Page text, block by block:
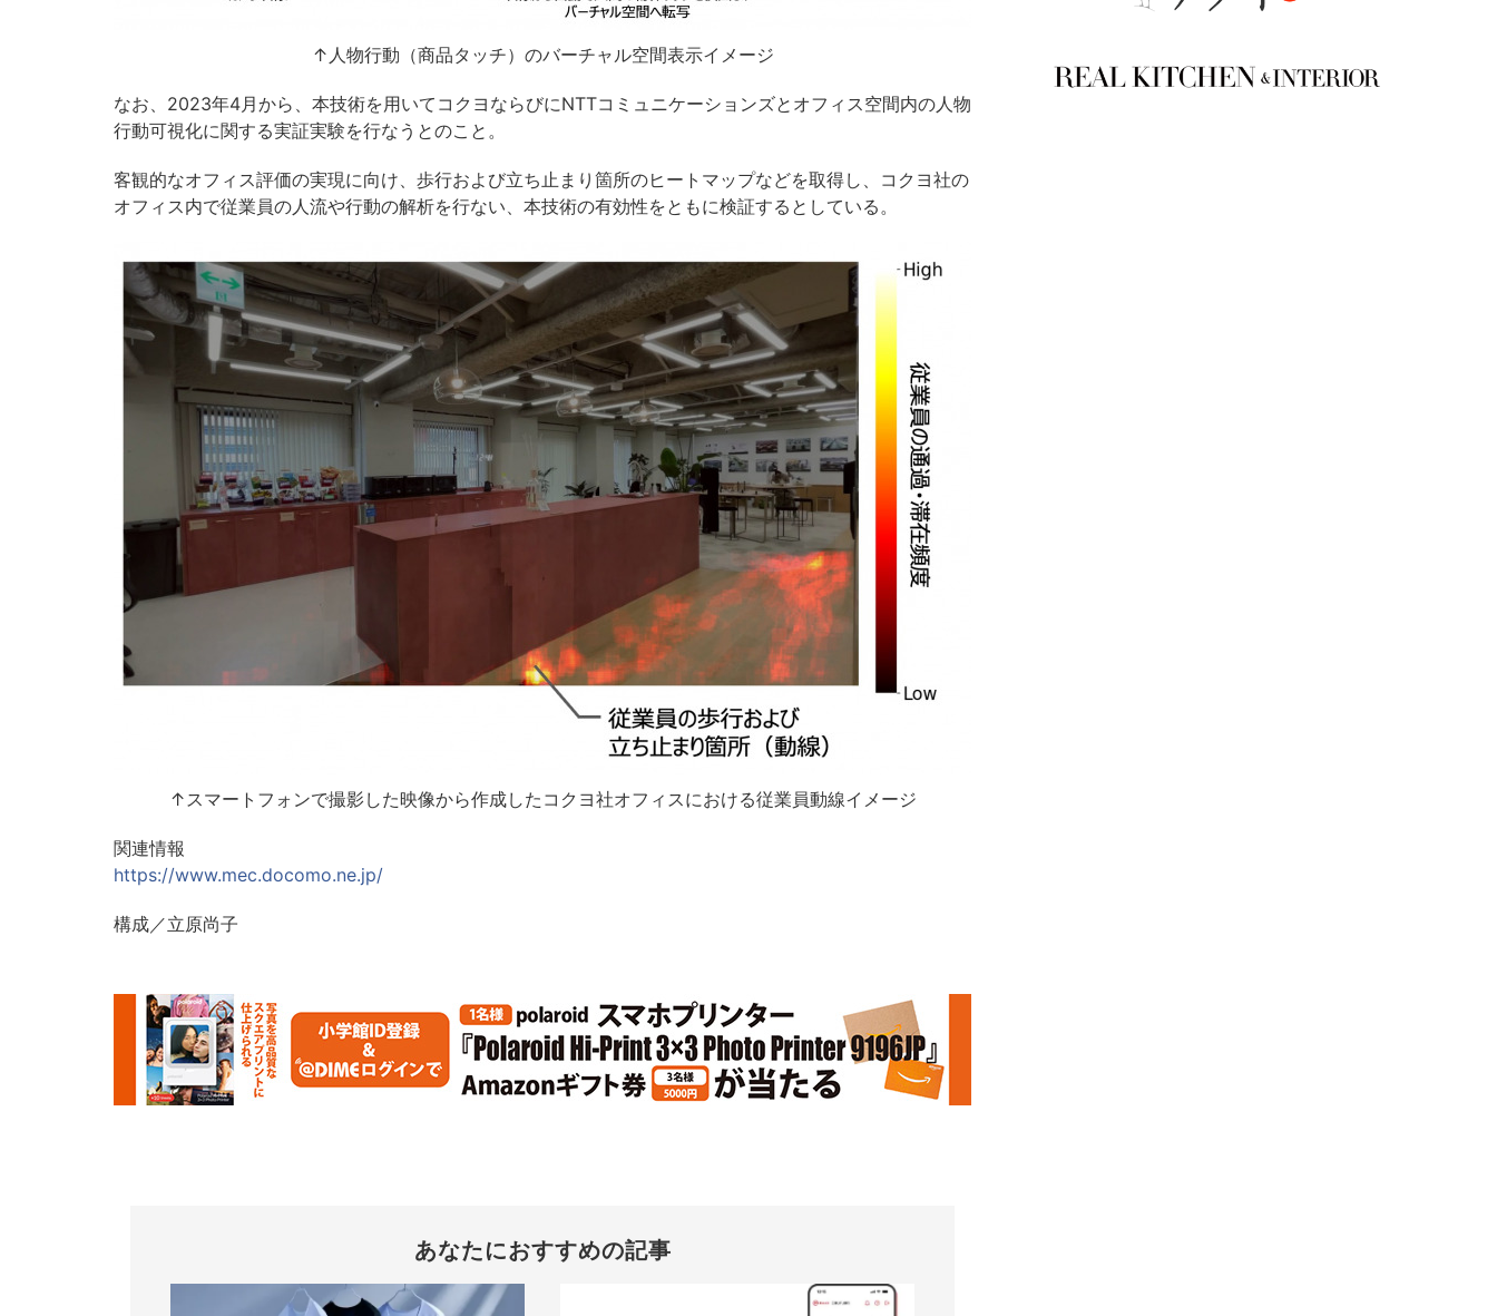
↑人物行動（商品タッチ）のバーチャル空間表示イメージ
なお、2023年4月から、本技術を用いてコクヨならびにNTTコミュニケーションズとオフィス空間内の人物
行動可視化に関する実証実験を行なうとのこと。
客観的なオフィス評価の実現に向け、歩行および立ち止まり箇所のヒートマップなどを取得し、コクヨ社の
オフィス内で従業員の人流や行動の解析を行ない、本技術の有効性をともに検証するとしている。
↑スマートフォンで撮影した映像から作成したコクヨ社オフィスにおける従業員動線イメージ
関連情報
https://www.mec.docomo.ne.jp/
構成／立原尚子
あなたにおすすめの記事